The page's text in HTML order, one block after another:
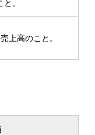
。
上高のこと。